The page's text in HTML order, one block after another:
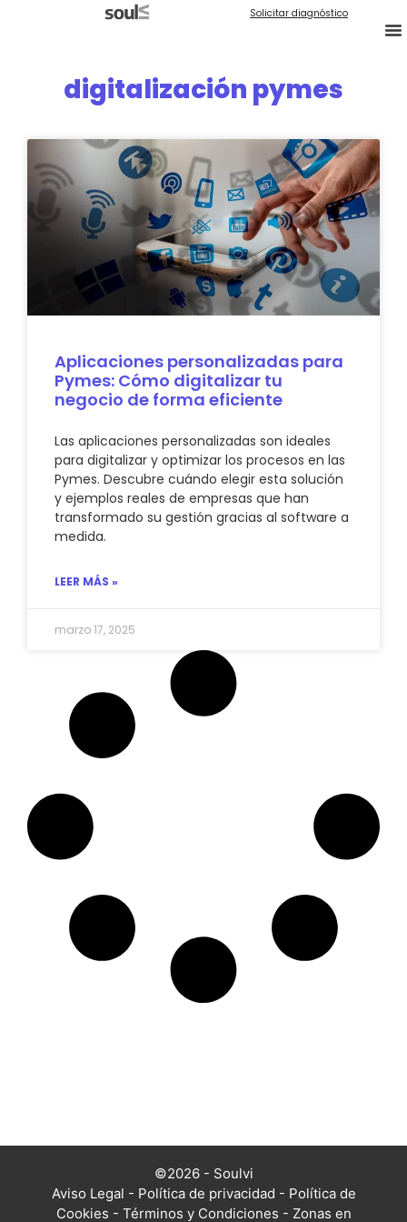
Solicitar diagnóstico
digitalización pymes
Aplicaciones personalizadas para
Pymes: Cómo digitalizar tu
negocio de forma eficiente
Las aplicaciones personalizadas son ideales
para digitalizar y optimizar los procesos en las
Pymes. Descubre cuándo elegir esta solución
y ejemplos reales de empresas que han
transformado su gestión gracias al software a
medida.
LEER MÁS »
marzo 17, 2025
©2026 - Soulvi
Aviso Legal - Política de privacidad - Política de
Cookies - Términos y Condiciones - Zonas en